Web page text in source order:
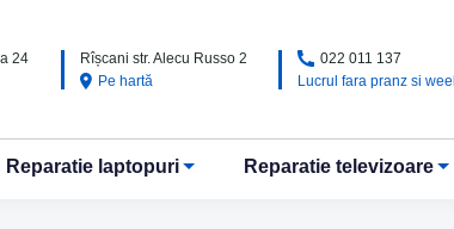
24
Rîșcani str. Alecu Russo 2
Pe hartă
022 011 137
Lucrul fara pranz si
Reparatie laptopuri Reparatie televizoare